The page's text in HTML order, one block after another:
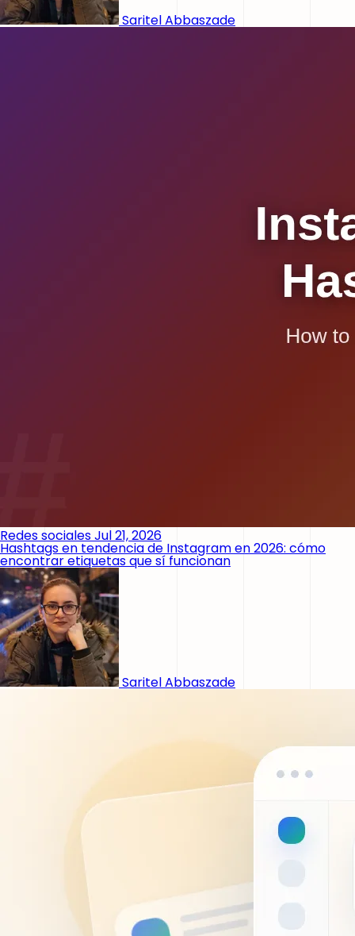
Saritel Abbaszade
Redes socialesJul 21, 2026
Hashtags en tendencia de Instagram en 2026: cómo
encontrar etiquetas que sí funcionan
Saritel Abbaszade